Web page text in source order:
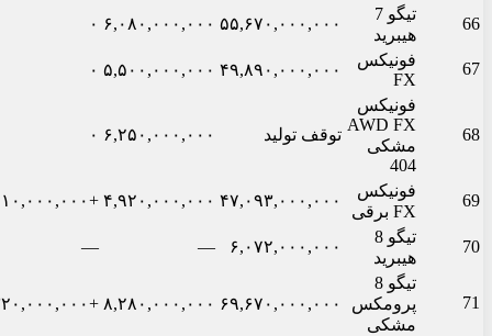
66
تیگو 7
هیبرید
۵۵,۶۷۰,۰۰۰,۰۰۰ ۶,۰۸۰,۰۰۰,۰۰۰ ۰
67
فونیکس
FX
۴۹,۸۹۰,۰۰۰,۰۰۰ ۵,۵۰۰,۰۰۰,۰۰۰ ۰
68
فونیکس
AWD FX
مشکی
404
توقف تولید ۶,۲۵۰,۰۰۰,۰۰۰ ۰
69
فونیکس
FX برقی
۴۷,۰۹۳,۰۰۰,۰۰۰ ۴,۹۲۰,۰۰۰,۰۰۰ +۱۰,۰۰۰,۰۰۰
70
تیگو 8
هیبرید
۶,۰۷۲,۰۰۰,۰۰۰ —
—
71
تیگو 8
پرومکس
مشکی
۶۹,۶۷۰,۰۰۰,۰۰۰ ۸,۲۸۰,۰۰۰,۰۰۰ +۳۲۰,۰۰۰,۰۰۰